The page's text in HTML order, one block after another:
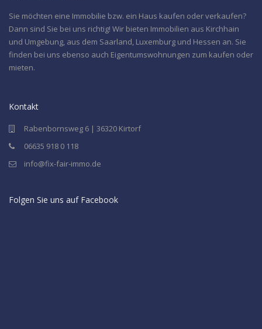
Sie möchten eine Immobilie bzw. ein Haus kaufen oder verkaufen?
Dann sind Sie bei uns richtig! Wir bieten Immobilien aus Kirchhain
und Umgebung, aus dem Saarland, Luxemburg und Hessen an. Sie
finden bei uns ebenso auch Eigentumswohnungen zum kaufen oder
mieten.
Kontakt
Rabenbornsweg 6 | 36320 Kirtorf
06635 918 0 118
info@fix-fair-immo.de
Folgen Sie uns auf Facebook